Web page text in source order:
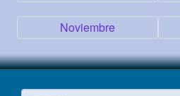
Noviembre